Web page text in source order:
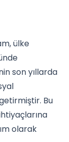
ülke
son yıllarda
Bu
olarak